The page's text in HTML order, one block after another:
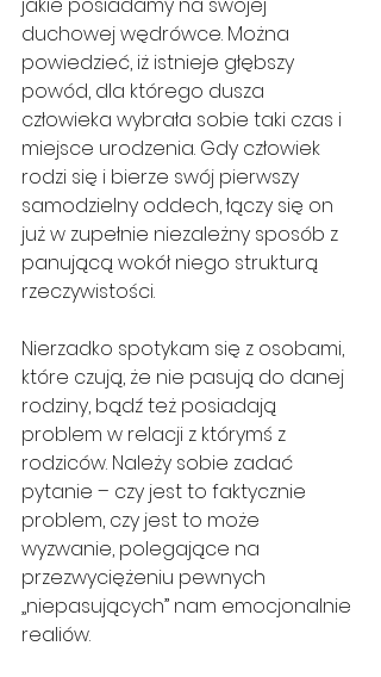
jakie posiadamy na swojej
duchowej wędrówce. Można
powiedzieć, iż istnieje głębszy
powód, dla którego dusza
człowieka wybrała sobie taki czas i
miejsce urodzenia. Gdy człowiek
rodzi się i bierze swój pierwszy
samodzielny oddech, łączy się on
już w zupełnie niezależny sposób z
panującą wokół niego strukturą
rzeczywistości.
Nierzadko spotykam się z osobami,
które czują, że nie pasują do danej
rodziny, bądź też posiadają
problem w relacji z którymś z
rodziców. Należy sobie zadać
pytanie – czy jest to faktycznie
problem, czy jest to może
wyzwanie, polegające na
przezwyciężeniu pewnych
„niepasujących” nam emocjonalnie
realiów.